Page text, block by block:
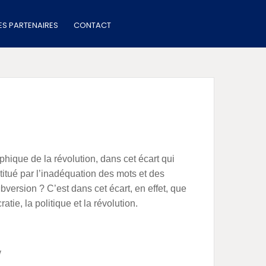
PARTENAIRES CONTACT
de la révolution, dans cet écart qui
par l’inadéquation des mots et des
? C’est dans cet écart, en effet, que
la politique et la révolution.